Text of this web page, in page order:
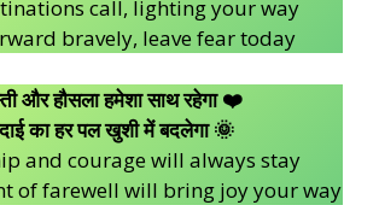
call, lighting your way
bravely, leave fear today
और हौसला हमेशा साथ रहेगा ❤️
का हर पल खुशी में बदलेगा 🌞
and courage will always stay
of farewell will bring joy your way